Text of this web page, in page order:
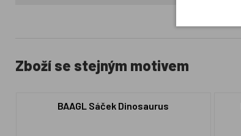
Zboží se stejným motivem
BAAGL Sáček Dinosaurus